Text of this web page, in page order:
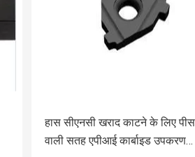
हास सीएनसी खराद काटने के लिए
वाली सतह एपीआई कार्बाइड उपकरण